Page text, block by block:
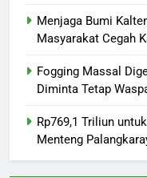
Menjaga Bumi
Masyarakat Cegah
Fogging Massal
Diminta Tetap
Rp769,1 Triliun
Menteng